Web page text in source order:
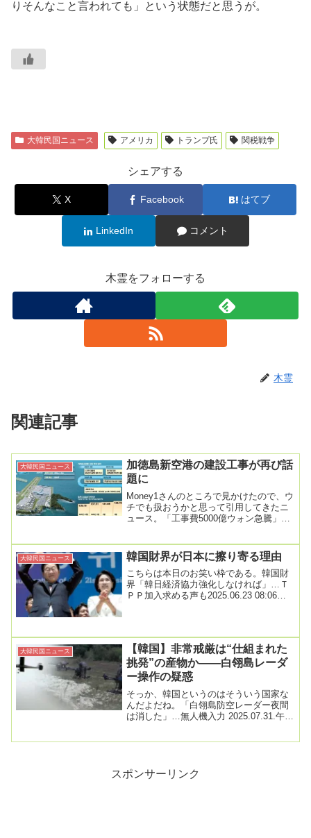
りそんなこと言われても」という状態だと思うが。
大韓民国ニュース アメリカ トランプ氏 関税戦争
シェアする
X Facebook はてブ
LinkedIn コメント
木霊をフォローする
木霊
関連記事
大韓民国ニュース
加徳島新空港の建設工事が再び話
題に
Money1さんのところで見かけたので、ウ
チでも扱おうかと思って引用してきたニ
ュース。「工事費5000億ウォン急騰」…
大韓民国ニュース 韓国財界が日本に擦り寄る理由
こちらは本日のお笑い枠である。韓国財
界「韓日経済協力強化しなければ」…Ｔ
ＰＰ加入求める声も2025.06.23 08:06韓
大韓民国ニュース
【韓国】非常戒厳は“仕組まれた
挑発”の産物か――白翎島レーダ
ー操作の疑惑
そっか、韓国というのはそういう国家な
んだよだね。「白翎島防空レーダー夜間
は消した」…無人機入力 2025.07.31.午後
スポンサーリンク